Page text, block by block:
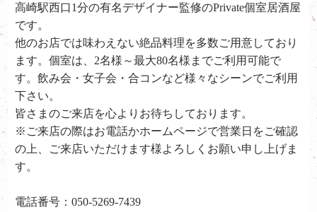
高崎駅西口1分の有名デザイナー監修のPrivate個室居酒屋
です。
他のお店では味わえない絶品料理を多数ご用意しており
ます。個室は、2名様～最大80名様までご利用可能で
す。飲み会・女子会・合コンなど様々なシーンでご利用
下さい。
皆さまのご来店を心よりお待ちしております。
※ご来店の際はお電話かホームページで営業日をご確認
の上、ご来店いただけます様よろしくお願い申し上げま
す。
電話番号：050-5269-7439